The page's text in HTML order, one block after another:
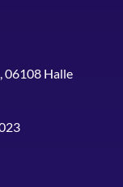
06108 Halle